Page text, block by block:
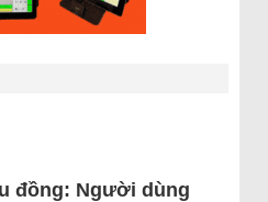
đồng: Người dùng